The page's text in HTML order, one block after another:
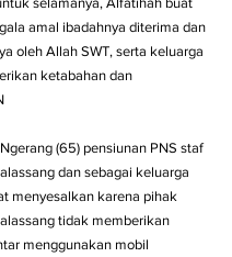
amal ibadahnya diterima dan
oleh Allah SWT, serta keluarga
ketabahan dan
(65) pensiunan PNS staf
dan sebagai keluarga
menyesalkan karena pihak
tidak memberikan
menggunakan mobil